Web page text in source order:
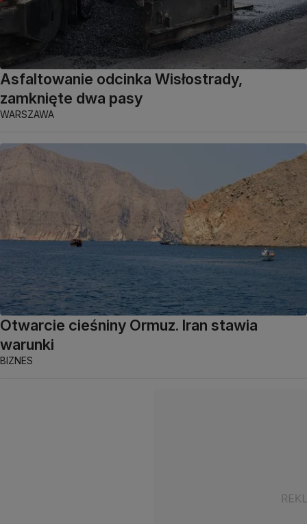
Asfaltowanie odcinka Wisłostrady,
zamknięte dwa pasy
WARSZAWA
Otwarcie cieśniny Ormuz. Iran stawia
warunki
BIZNES